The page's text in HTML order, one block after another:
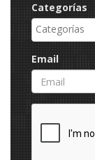
Categorías
Email